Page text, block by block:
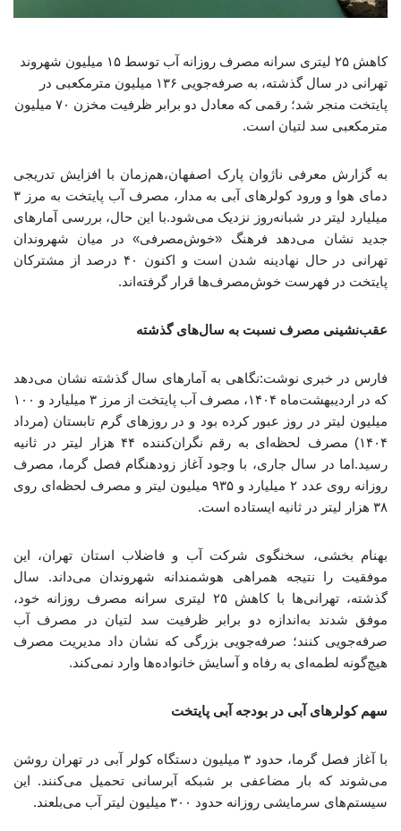
کاهش ۲۵ لیتری سرانه مصرف روزانه آب توسط ۱۵ میلیون شهروند
تهرانی در سال گذشته، به صرفه‌جویی ۱۳۶ میلیون مترمکعبی در
پایتخت منجر شد؛ رقمی که معادل دو برابر ظرفیت مخزن ۷۰ میلیون
مترمکعبی سد لتیان است.
به گزارش معرفی ناژوان پارک اصفهان،هم‌زمان با افزایش تدریجی
دمای هوا و ورود کولرهای آبی به مدار، مصرف آب پایتخت به مرز ۳
میلیارد لیتر در شبانه‌روز نزدیک می‌شود.با این حال، بررسی آمارهای
جدید نشان می‌دهد فرهنگ «خوش‌مصرفی» در میان شهروندان
تهرانی در حال نهادینه شدن است و اکنون ۴۰ درصد از مشترکان
پایتخت در فهرست خوش‌مصرف‌ها قرار گرفته‌اند.
عقب‌نشینی مصرف نسبت به سال‌های گذشته
فارس در خبری نوشت:نگاهی به آمارهای سال گذشته نشان می‌دهد
که در اردیبهشت‌ماه ۱۴۰۴، مصرف آب پایتخت از مرز ۳ میلیارد و ۱۰۰
میلیون لیتر در روز عبور کرده بود و در روزهای گرم تابستان (مرداد
۱۴۰۴) مصرف لحظه‌ای به رقم نگران‌کننده ۴۴ هزار لیتر در ثانیه
رسید.اما در سال جاری، با وجود آغاز زودهنگام فصل گرما، مصرف
روزانه روی عدد ۲ میلیارد و ۹۳۵ میلیون لیتر و مصرف لحظه‌ای روی
۳۸ هزار لیتر در ثانیه ایستاده است.
بهنام بخشی، سخنگوی شرکت آب و فاضلاب استان تهران، این
موفقیت را نتیجه همراهی هوشمندانه شهروندان می‌داند. سال
گذشته، تهرانی‌ها با کاهش ۲۵ لیتری سرانه مصرف روزانه خود،
موفق شدند به‌اندازه دو برابر ظرفیت سد لتیان در مصرف آب
صرفه‌جویی کنند؛ صرفه‌جویی بزرگی که نشان داد مدیریت مصرف
هیچ‌گونه لطمه‌ای به رفاه و آسایش خانواده‌ها وارد نمی‌کند.
سهم کولرهای آبی در بودجه آبی پایتخت
با آغاز فصل گرما، حدود ۳ میلیون دستگاه کولر آبی در تهران روشن
می‌شوند که بار مضاعفی بر شبکه آبرسانی تحمیل می‌کنند. این
سیستم‌های سرمایشی روزانه حدود ۳۰۰ میلیون لیتر آب می‌بلعند.